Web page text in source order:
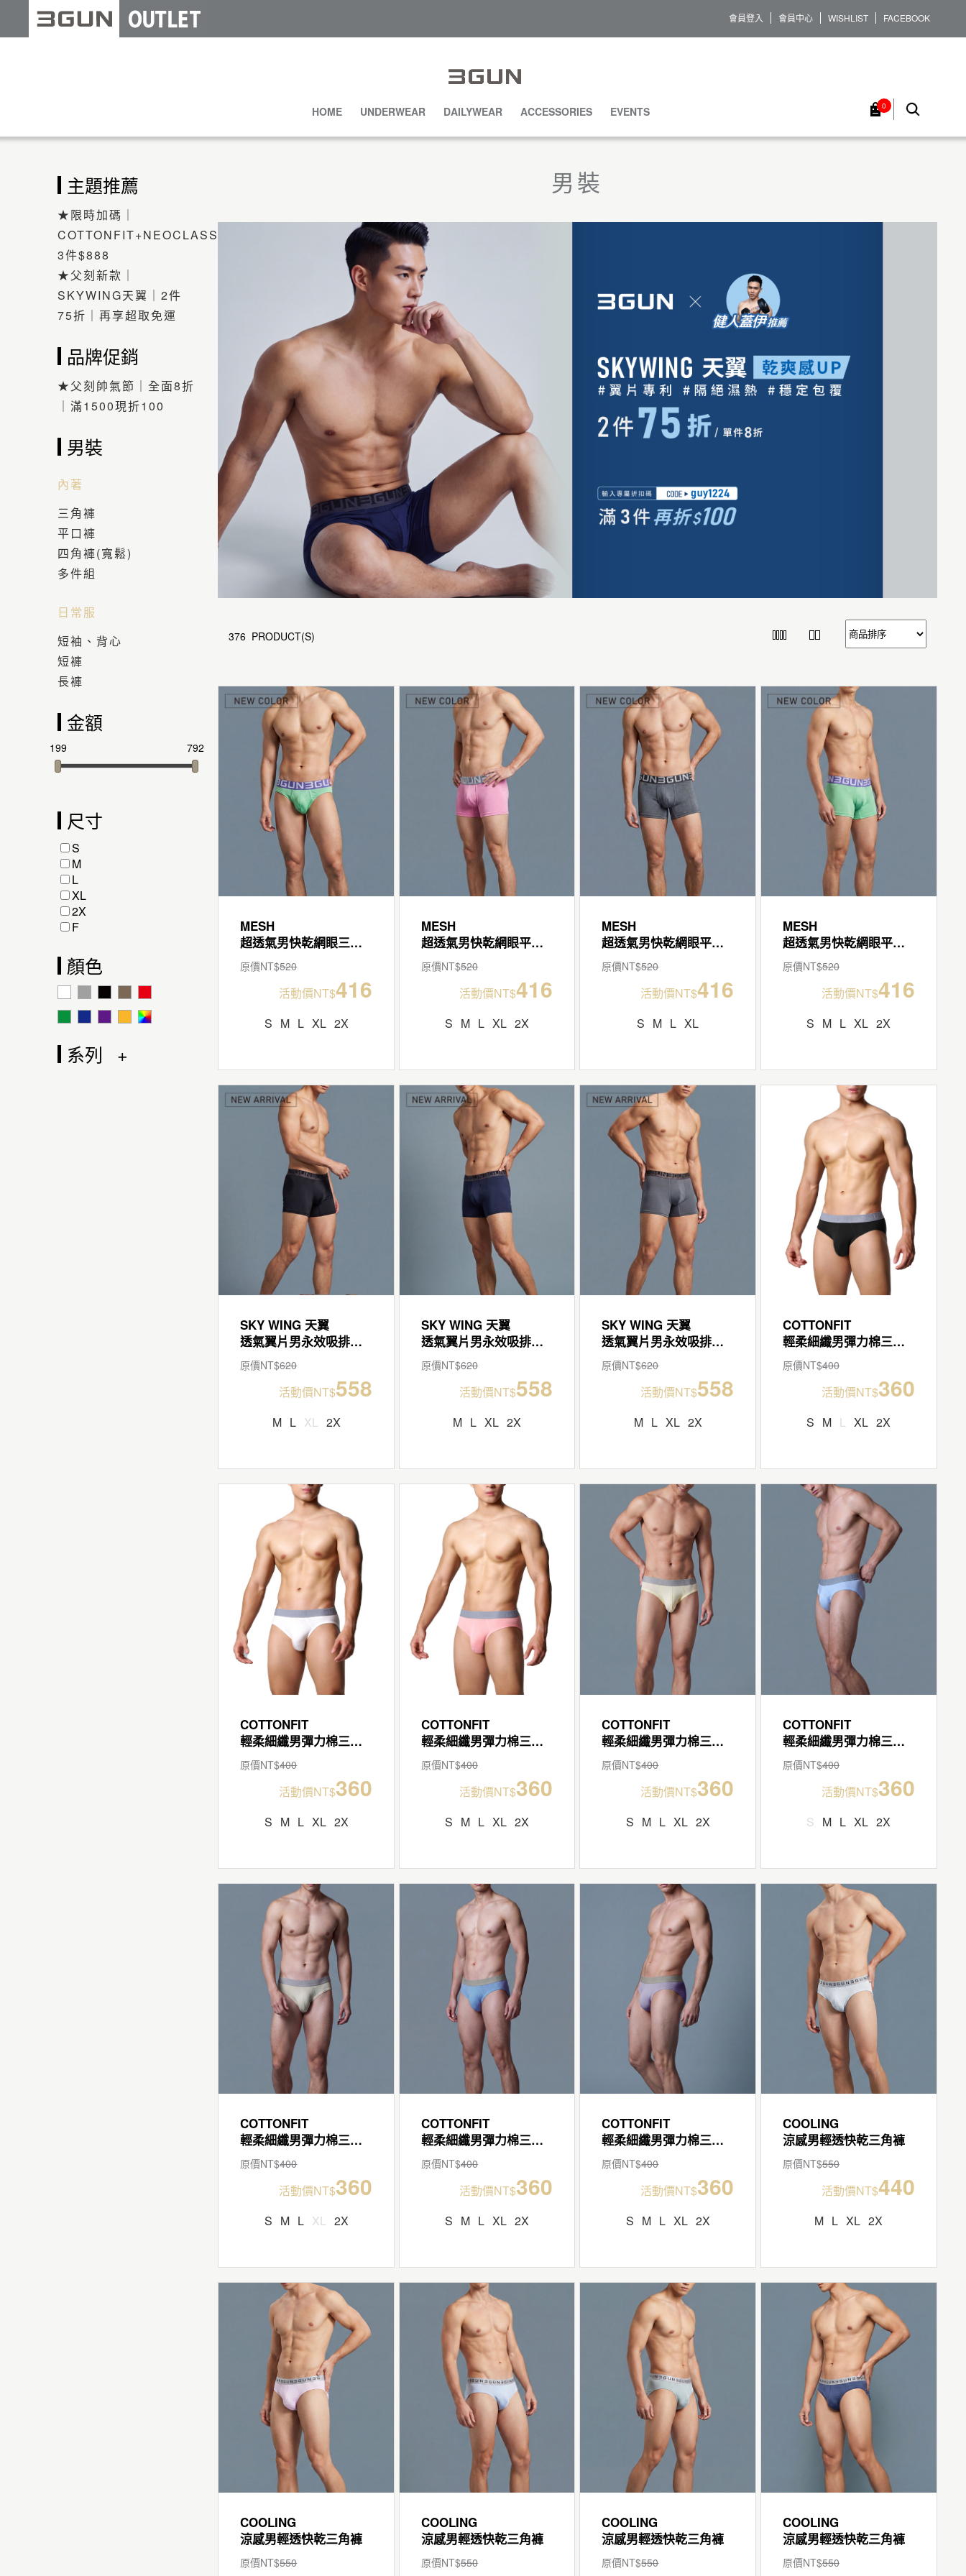
會員登入 會員中心 WISHLIST FACEBOOK
HOME UNDERWEAR DAILYWEAR ACCESSORIES EVENTS 0
主題推薦
★限時加碼｜
COTTONFIT+NEOCLASSIC
3件$888
★父刻新款｜
SKYWING天翼｜2件
75折｜再享超取免運
品牌促銷
★父刻帥氣節｜全面8折
｜滿1500現折100
男裝
內著
三角褲
平口褲
四角褲(寬鬆)
多件組
日常服
短袖、背心
短褲
長褲
金額
199 792
尺寸
S
M
L
XL
2X
F
顏色
系列
男裝
376 PRODUCT(S)
MESH
超透氣男快乾網眼三角褲
原價NT$520
活動價NT$416
S M L XL 2X
MESH
超透氣男快乾網眼平口褲
原價NT$520
活動價NT$416
S M L XL 2X
MESH
超透氣男快乾網眼平口褲
原價NT$520
活動價NT$416
S M L XL
MESH
超透氣男快乾網眼平口褲
原價NT$520
活動價NT$416
S M L XL 2X
SKY WING 天翼
透氣翼片男永效吸排平口褲
原價NT$620
活動價NT$558
M L XL 2X
SKY WING 天翼
透氣翼片男永效吸排平口褲
原價NT$620
活動價NT$558
M L XL 2X
SKY WING 天翼
透氣翼片男永效吸排平口褲
原價NT$620
活動價NT$558
M L XL 2X
COTTONFIT
輕柔細纖男彈力棉三角褲
原價NT$400
活動價NT$360
S M L XL 2X
COTTONFIT
輕柔細纖男彈力棉三角褲
原價NT$400
活動價NT$360
S M L XL 2X
COTTONFIT
輕柔細纖男彈力棉三角褲
原價NT$400
活動價NT$360
S M L XL 2X
COTTONFIT
輕柔細纖男彈力棉三角褲
原價NT$400
活動價NT$360
S M L XL 2X
COTTONFIT
輕柔細纖男彈力棉三角褲
原價NT$400
活動價NT$360
S M L XL 2X
COTTONFIT
輕柔細纖男彈力棉三角褲
原價NT$400
活動價NT$360
S M L XL 2X
COTTONFIT
輕柔細纖男彈力棉三角褲
原價NT$400
活動價NT$360
S M L XL 2X
COTTONFIT
輕柔細纖男彈力棉三角褲
原價NT$400
活動價NT$360
S M L XL 2X
COOLING
涼感男輕透快乾三角褲
原價NT$550
活動價NT$440
M L XL 2X
COOLING
涼感男輕透快乾三角褲
原價NT$550
COOLING
涼感男輕透快乾三角褲
原價NT$550
COOLING
涼感男輕透快乾三角褲
原價NT$550
COOLING
涼感男輕透快乾三角褲
原價NT$550